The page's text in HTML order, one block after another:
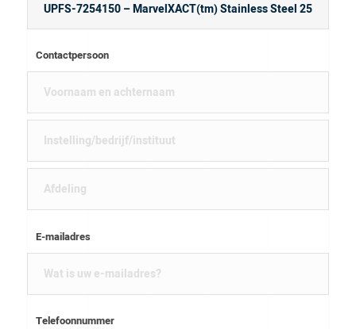
Contactpersoon
E-mailadres
Telefoonnummer